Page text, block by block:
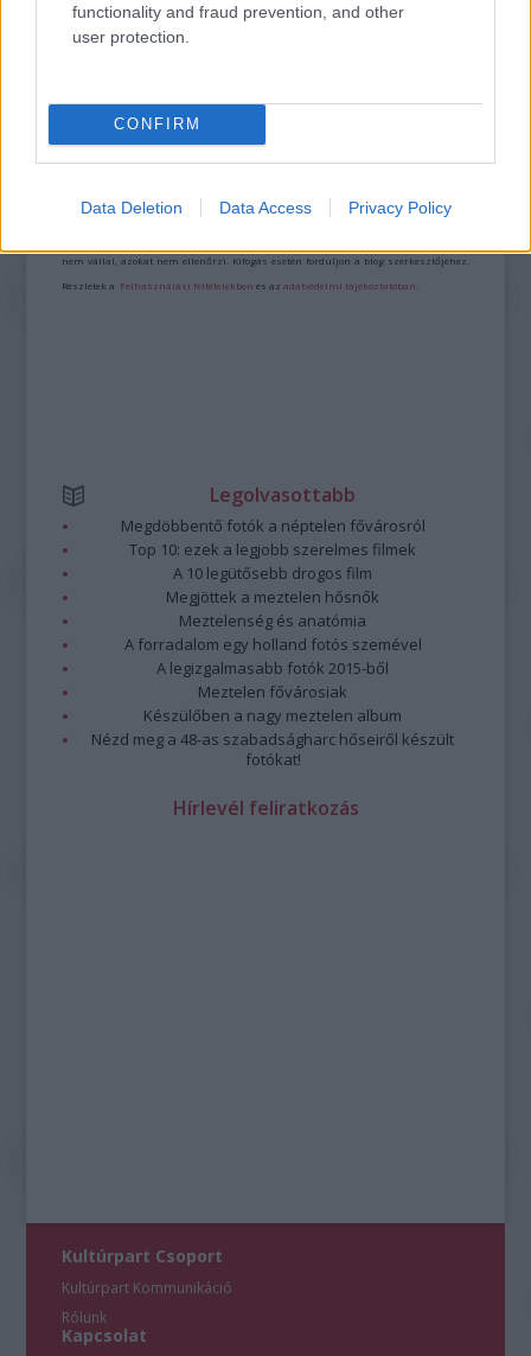
functionality and fraud prevention, and other
user protection.
CONFIRM
Data Deletion Data Access Privacy Policy
A hozzászólások avonatkozó jogszabályokértelmében felhasználói tartalomnak
nem vállal, azokat nem ellenőrzi. Kifogás esetén forduljon a blog szerkesztőjéhez.
Részletek a Felhasználási feltételekben és azadatvédelmi tájékoztatóban
Legolvasottabb
Megdöbbentő fotók a néptelen fővárosról
Top 10: ezek a legjobb szerelmes filmek
A 10 legütősebb drogos film
Megjöttek a meztelen hősnők
Meztelenség és anatómia
A forradalom egy holland fotós szemével
A legizgalmasabb fotók 2015-ből
Meztelen fővárosiak
Készülőben a nagy meztelen album
Nézd meg a 48-as szabadságharc hőseiről készült
fotókat!
Hírlevél feliratkozás
Kultúrpart Csoport
Kultúrpart Kommunikáció
Rólunk
Kapcsolat